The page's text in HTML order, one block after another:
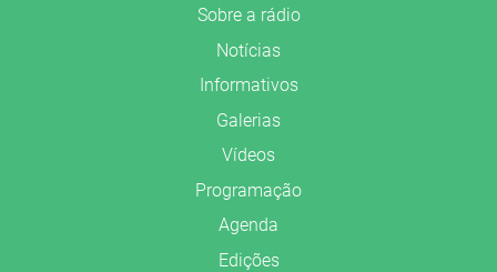
Sobre a rádio
Notícias
Informativos
Galerias
Vídeos
Programação
Agenda
Edições